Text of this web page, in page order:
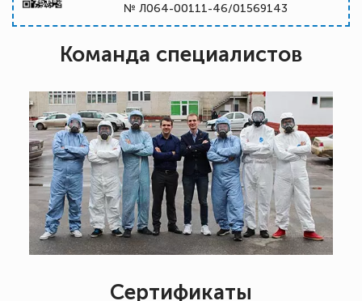
№ Л064-00111-46/01569143
Команда специалистов
Сертификаты